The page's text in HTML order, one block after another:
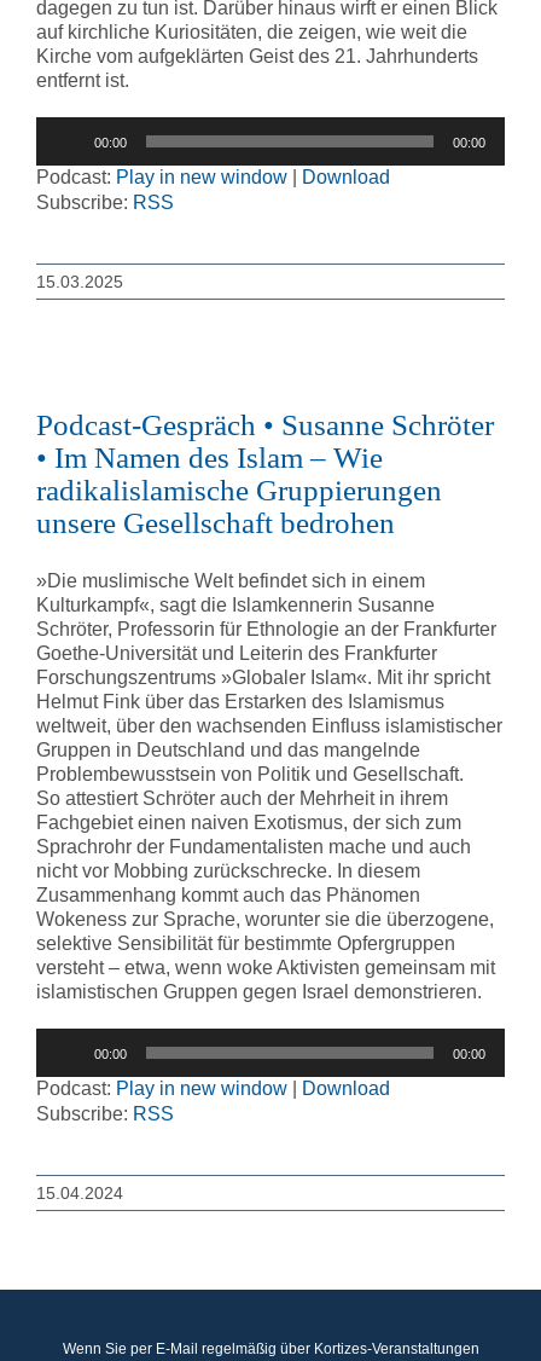
dagegen zu tun ist. Darüber hinaus wirft er einen Blick
auf kirchliche Kuriositäten, die zeigen, wie weit die
Kirche vom aufgeklärten Geist des 21. Jahrhunderts
entfernt ist.
00:00 00:00
Podcast: Play in new window
Download
Subscribe: RSS
15.03.2025
Podcast-Gespräch • Susanne Schröter
• Im Namen des Islam – Wie
radikalislamische Gruppierungen
unsere Gesellschaft bedrohen
»Die muslimische Welt befindet sich in einem
Kulturkampf«, sagt die Islamkennerin Susanne
Schröter, Professorin für Ethnologie an der Frankfurter
Goethe-Universität und Leiterin des Frankfurter
Forschungszentrums »Globaler Islam«. Mit ihr spricht
Helmut Fink über das Erstarken des Islamismus
weltweit, über den wachsenden Einfluss islamistischer
Gruppen in Deutschland und das mangelnde
Problembewusstsein von Politik und Gesellschaft.
So attestiert Schröter auch der Mehrheit in ihrem
Fachgebiet einen naiven Exotismus, der sich zum
Sprachrohr der Fundamentalisten mache und auch
nicht vor Mobbing zurückschrecke. In diesem
Zusammenhang kommt auch das Phänomen
Wokeness zur Sprache, worunter sie die überzogene,
selektive Sensibilität für bestimmte Opfergruppen
versteht – etwa, wenn woke Aktivisten gemeinsam mit
islamistischen Gruppen gegen Israel demonstrieren.
00:00 00:00
Podcast: Play in new window
Download
Subscribe: RSS
15.04.2024
Wenn Sie per E-Mail regelmäßig über Kortizes-Veranstaltungen